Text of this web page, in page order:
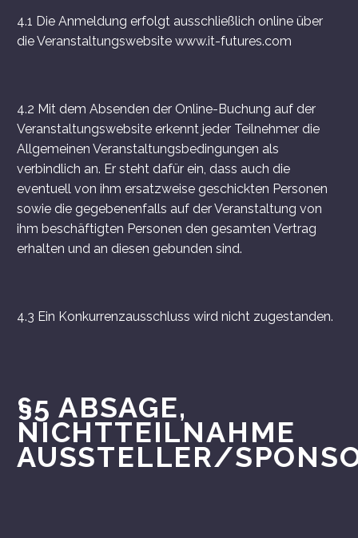
4.1 Die Anmeldung erfolgt ausschließlich online über
die Veranstaltungswebsite www.it-futures.com
4.2 Mit dem Absenden der Online-Buchung auf der
Veranstaltungswebsite erkennt jeder Teilnehmer die
Allgemeinen Veranstaltungsbedingungen als
verbindlich an. Er steht dafür ein, dass auch die
eventuell von ihm ersatzweise geschickten Personen
sowie die gegebenenfalls auf der Veranstaltung von
ihm beschäftigten Personen den gesamten Vertrag
erhalten und an diesen gebunden sind.
4.3 Ein Konkurrenzausschluss wird nicht zugestanden.
§5 ABSAGE,
NICHTTEILNAHME
AUSSTELLER/